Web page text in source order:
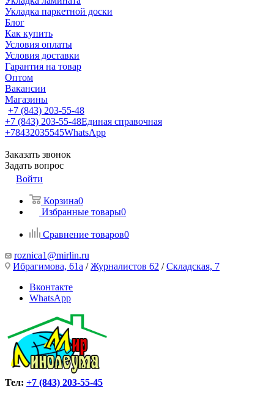
Укладка паркетной доски
Блог
Как купить
Условия оплаты
Условия доставки
Гарантия на товар
Оптом
Вакансии
Магазины
+7 (843) 203-55-48
+7 (843) 203-55-48Единая справочная
+78432035545WhatsApp
Заказать звонок
Задать вопрос
Войти
Корзина0
Избранные товары0
Сравнение товаров0
roznica1@mirlin.ru
Ибрагимова, 61а /Журналистов 62 /Складская, 7
Вконтакте
WhatsApp
Тел: +7 (843) 203-55-45